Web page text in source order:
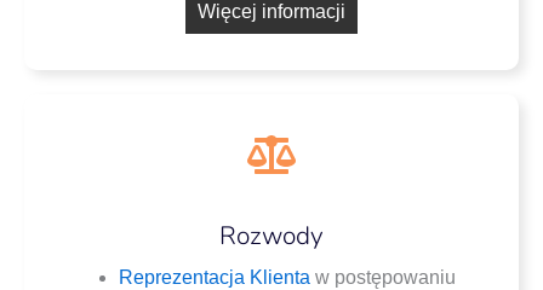
Wię­cej informacji
Rozwody
Repre­zen­ta­cja Klien­ta w postę­po­wa­niu